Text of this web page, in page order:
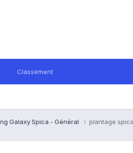
Classement
Galaxy Spica - Général plantage